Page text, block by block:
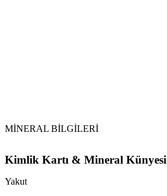
MİNERAL BİLGİLERİ
Kimlik Kartı & Mineral Künyesi
Yakut